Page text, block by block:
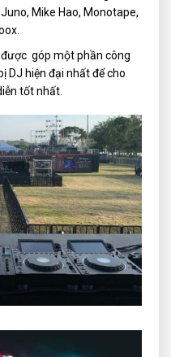
Mike Hao, Monotape,
góp một phần công
DJ hiện đại nhất để cho
tốt nhất.